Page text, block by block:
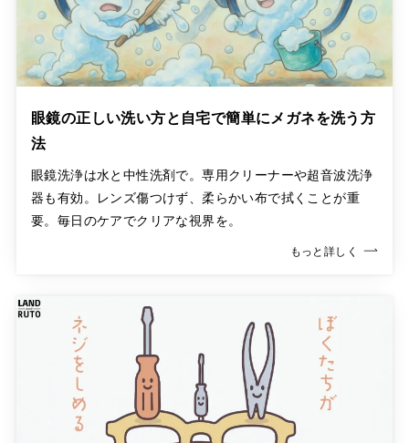
眼鏡の正しい洗い方と自宅で簡単にメガネを洗う方
法
眼鏡洗浄は水と中性洗剤で。専用クリーナーや超音波洗浄
器も有効。レンズ傷つけず、柔らかい布で拭くことが重
要。毎日のケアでクリアな視界を。
もっと詳しく